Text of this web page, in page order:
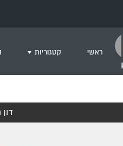
ראשי קטגוריות
+
דון